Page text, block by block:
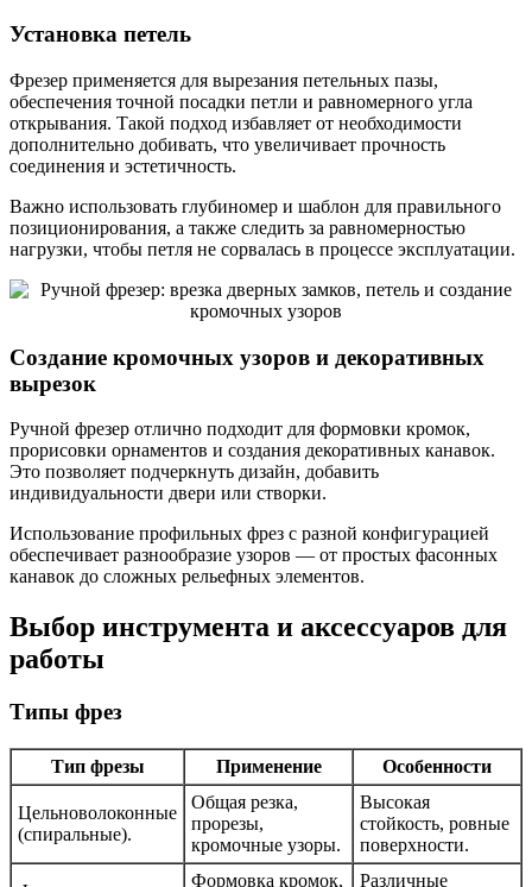
Установка петель
Фрезер применяется для вырезания петельных пазы,
обеспечения точной посадки петли и равномерного угла
открывания. Такой подход избавляет от необходимости
дополнительно добивать, что увеличивает прочность
соединения и эстетичность.
Важно использовать глубиномер и шаблон для правильного
позиционирования, а также следить за равномерностью
нагрузки, чтобы петля не сорвалась в процессе эксплуатации.
Создание кромочных узоров и декоративных
вырезок
Ручной фрезер отлично подходит для формовки кромок,
прорисовки орнаментов и создания декоративных канавок.
Это позволяет подчеркнуть дизайн, добавить
индивидуальности двери или створки.
Использование профильных фрез с разной конфигурацией
обеспечивает разнообразие узоров — от простых фасонных
канавок до сложных рельефных элементов.
Выбор инструмента и аксессуаров для
работы
Типы фрез
Тип фрезы Применение Особенности
Цельноволоконные
(спиральные).
Общая резка,
прорезы,
кромочные узоры.
Высокая
стойкость, ровные
поверхности.
Формовка кромок,
Различные